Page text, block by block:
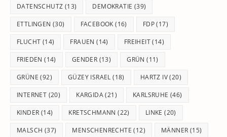
DATENSCHUTZ (13) DEMOKRATIE (39)
ETTLINGEN (30) FACEBOOK (16) FDP(17)
FLUCHT (14) FRAUEN (14) FREIHEIT(14)
FRIEDEN (14) GENDER (13) GRÜN (11)
GRÜNE (92) GÜZEY ISRAEL (18) HARTZ IV(20)
INTERNET (20) KARGIDA(21) KARLSRUHE (46)
KINDER (14) KRETSCHMANN (22) LINKE (20)
MALSCH (37) MENSCHENRECHTE (12) MÄNNER (15)